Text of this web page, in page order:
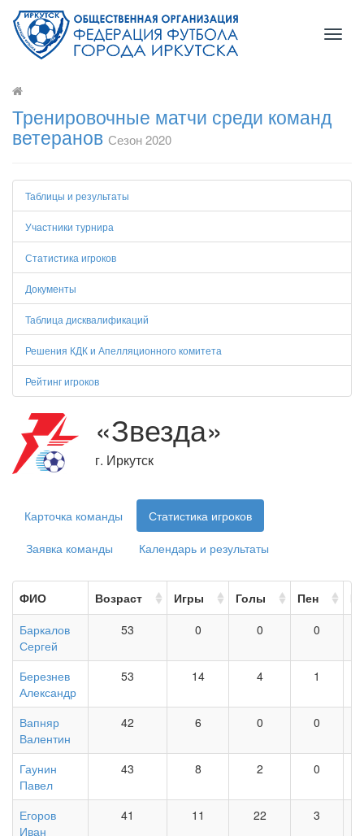
Тренировочные матчи среди команд
ветеранов Сезон 2020
Таблицы и результаты
Участники турнира
Статистика игроков
Документы
Таблица дисквалификаций
Решения КДК и Апелляционного комитета
Рейтинг игроков
«Звезда»
г. Иркутск
Карточка команды
Статистика игроков
Заявка команды
Календарь и результаты
ФИО Возраст Игры Голы Пен
Баркалов
Сергей
53 0 0 0
Березнев
Александр
53 14 4 1
Вапняр
Валентин
42 6 0 0
Гаунин
Павел
43 8 2 0
Егоров
Иван
41 11 22 3